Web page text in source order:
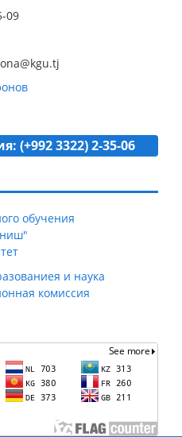
09
(+992 3322) 2-35-06
обучения
и наука
комиссия